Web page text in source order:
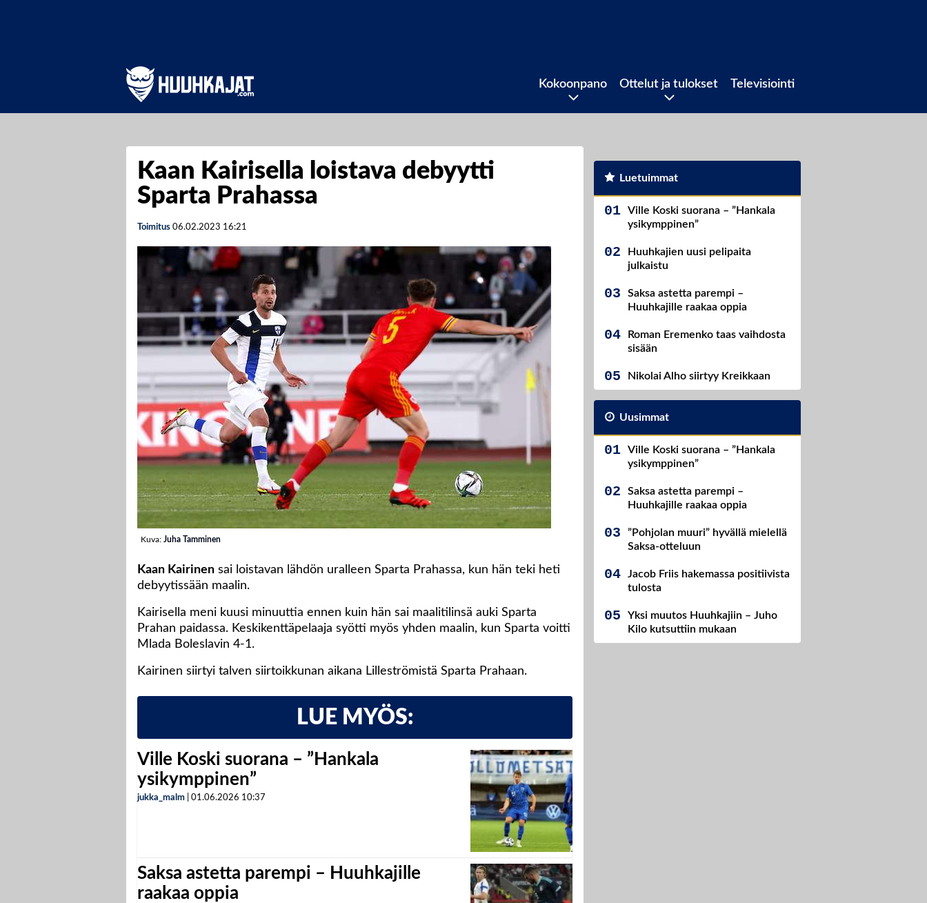
Kokoonpano Ottelut ja tulokset Televisiointi
Kaan Kairisella loistava debyytti
Sparta Prahassa
Toimitus 06.02.2023 16:21
Kuva: Juha Tamminen
Kaan Kairinen sai loistavan lähdön uralleen Sparta Prahassa, kun hän teki heti
debyytissään maalin.
Kairisella meni kuusi minuuttia ennen kuin hän sai maalitilinsä auki Sparta
Prahan paidassa. Keskikenttäpelaaja syötti myös yhden maalin, kun Sparta voitti
Mlada Boleslavin 4-1.
Kairinen siirtyi talven siirtoikkunan aikana Lilleströmistä Sparta Prahaan.
LUE MYÖS:
Ville Koski suorana – ”Hankala
ysikymppinen”
jukka_malm 01.06.2026 10:37
Saksa astetta parempi – Huuhkajille
raakaa oppia
Luetuimmat
Ville Koski suorana – ”Hankala
ysikymppinen”
Huuhkajien uusi pelipaita
julkaistu
Saksa astetta parempi –
Huuhkajille raakaa oppia
Roman Eremenko taas vaihdosta
sisään
Nikolai Alho siirtyy Kreikkaan
Uusimmat
Ville Koski suorana – ”Hankala
ysikymppinen”
Saksa astetta parempi –
Huuhkajille raakaa oppia
”Pohjolan muuri” hyvällä mielellä
Saksa-otteluun
Jacob Friis hakemassa positiivista
tulosta
Yksi muutos Huuhkajiin – Juho
Kilo kutsuttiin mukaan